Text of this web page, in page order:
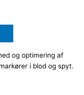
og optimering af
i blod og spyt.